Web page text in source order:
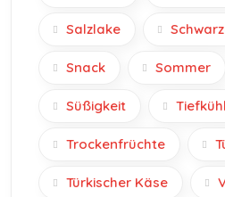
Salzlake
Snack Sommer
Süßigkeit Tiefkühl
Trockenfrüchte
Türkischer Käse